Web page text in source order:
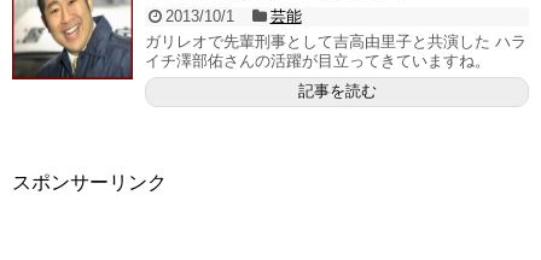
2013/10/1
芸能
ガリレオで先輩刑事として吉高由里子と共演した ハラ
イチ澤部佑さんの活躍が目立ってきていますね。
記事を読む
スポンサーリンク